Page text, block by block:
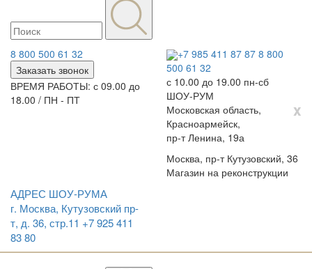
8 800 500 61 32
Заказать звонок
ВРЕМЯ РАБОТЫ: с 09.00 до
18.00 / ПН - ПТ
+7 985 411 87 87 8 800
500 61 32
с 10.00 до 19.00 пн-сб
ШОУ-РУМ
x
Московская область,
Красноармейск,
пр-т Ленина, 19а
Москва, пр-т Кутузовский, 36
Магазин на реконструкции
АДРЕС ШОУ-РУМА
г. Москва, Кутузовский пр-
т, д. 36, стр.11 +7 925 411
83 80